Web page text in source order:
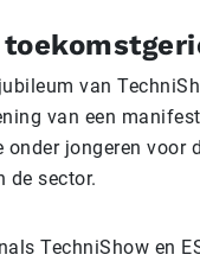
van
van een
jongeren voor
de sector.
TechniShow en